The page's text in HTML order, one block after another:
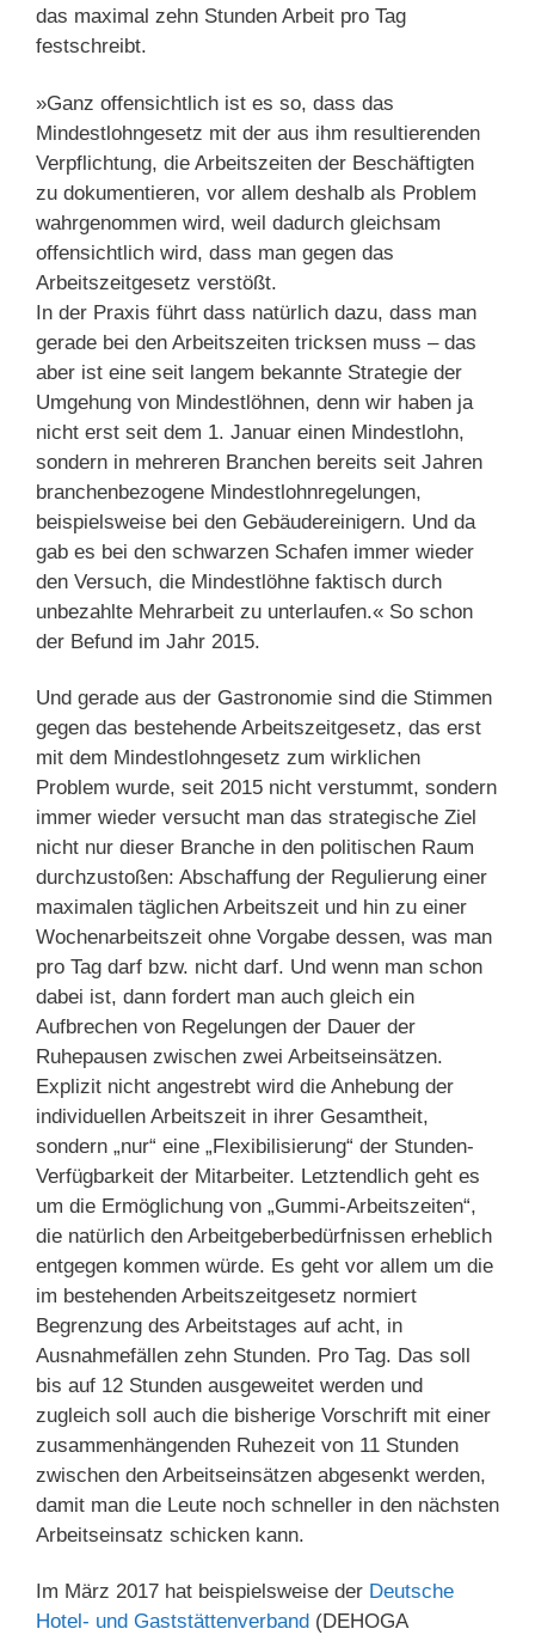
das maximal zehn Stunden Arbeit pro Tag
festschreibt.
»Ganz offensichtlich ist es so, dass das
Mindestlohngesetz mit der aus ihm resultierenden
Verpflichtung, die Arbeitszeiten der Beschäftigten
zu dokumentieren, vor allem deshalb als Problem
wahrgenommen wird, weil dadurch gleichsam
offensichtlich wird, dass man gegen das
Arbeitszeitgesetz verstößt.
In der Praxis führt dass natürlich dazu, dass man
gerade bei den Arbeitszeiten tricksen muss – das
aber ist eine seit langem bekannte Strategie der
Umgehung von Mindestlöhnen, denn wir haben ja
nicht erst seit dem 1. Januar einen Mindestlohn,
sondern in mehreren Branchen bereits seit Jahren
branchenbezogene Mindestlohnregelungen,
beispielsweise bei den Gebäudereinigern. Und da
gab es bei den schwarzen Schafen immer wieder
den Versuch, die Mindestlöhne faktisch durch
unbezahlte Mehrarbeit zu unterlaufen.« So schon
der Befund im Jahr 2015.
Und gerade aus der Gastronomie sind die Stimmen
gegen das bestehende Arbeitszeitgesetz, das erst
mit dem Mindestlohngesetz zum wirklichen
Problem wurde, seit 2015 nicht verstummt, sondern
immer wieder versucht man das strategische Ziel
nicht nur dieser Branche in den politischen Raum
durchzustoßen: Abschaffung der Regulierung einer
maximalen täglichen Arbeitszeit und hin zu einer
Wochenarbeitszeit ohne Vorgabe dessen, was man
pro Tag darf bzw. nicht darf. Und wenn man schon
dabei ist, dann fordert man auch gleich ein
Aufbrechen von Regelungen der Dauer der
Ruhepausen zwischen zwei Arbeitseinsätzen.
Explizit nicht angestrebt wird die Anhebung der
individuellen Arbeitszeit in ihrer Gesamtheit,
sondern „nur“ eine „Flexibilisierung“ der Stunden-
Verfügbarkeit der Mitarbeiter. Letztendlich geht es
um die Ermöglichung von „Gummi-Arbeitszeiten“,
die natürlich den Arbeitgeberbedürfnissen erheblich
entgegen kommen würde. Es geht vor allem um die
im bestehenden Arbeitszeitgesetz normiert
Begrenzung des Arbeitstages auf acht, in
Ausnahmefällen zehn Stunden. Pro Tag. Das soll
bis auf 12 Stunden ausgeweitet werden und
zugleich soll auch die bisherige Vorschrift mit einer
zusammenhängenden Ruhezeit von 11 Stunden
zwischen den Arbeitseinsätzen abgesenkt werden,
damit man die Leute noch schneller in den nächsten
Arbeitseinsatz schicken kann.
Im März 2017 hat beispielsweise der Deutsche
Hotel- und Gaststättenverband (DEHOGA